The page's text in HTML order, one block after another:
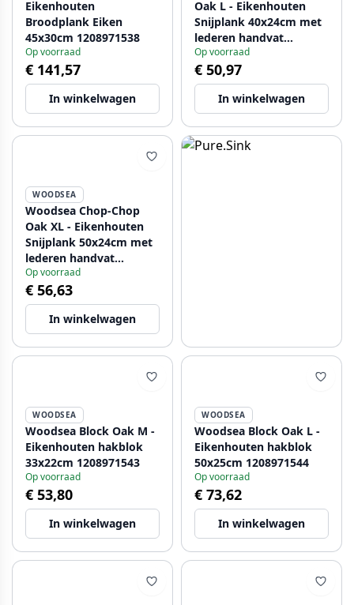
Eikenhouten
Broodplank Eiken
45x30cm 1208971538
Op voorraad
€ 141,57
In winkelwagen
Oak L - Eikenhouten
Snijplank 40x24cm met
lederen handvat
1208971541
Op voorraad
€ 50,97
In winkelwagen
WOODSEA
Woodsea Chop-Chop
Oak XL - Eikenhouten
Snijplank 50x24cm met
lederen handvat
1208971542
Op voorraad
€ 56,63
In winkelwagen
WOODSEA
Woodsea Block Oak M -
Eikenhouten hakblok
33x22cm 1208971543
Op voorraad
€ 53,80
In winkelwagen
WOODSEA
Woodsea Block Oak L -
Eikenhouten hakblok
50x25cm 1208971544
Op voorraad
€ 73,62
In winkelwagen